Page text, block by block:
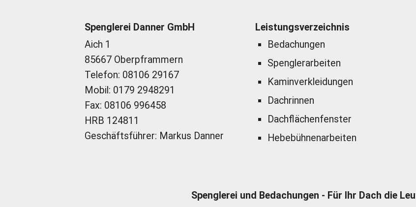
Spenglerei Danner GmbH
Aich 1
85667 Oberpframmern
Telefon: 08106 29167
Mobil: 0179 2948291
Fax: 08106 996458
HRB 124811
Geschäftsführer: Markus Danner
Leistungsverzeichnis
Bedachungen
Spenglerarbeiten
Kaminverkleidungen
Dachrinnen
Dachflächenfenster
Hebebühnenarbeiten
Spenglerei und Bedachungen - Für Ihr Dach die